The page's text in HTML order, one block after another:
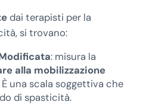
dai terapisti per la
si trovano:
: misura la
alla mobilizzazione
una scala soggettiva che
di spasticità.